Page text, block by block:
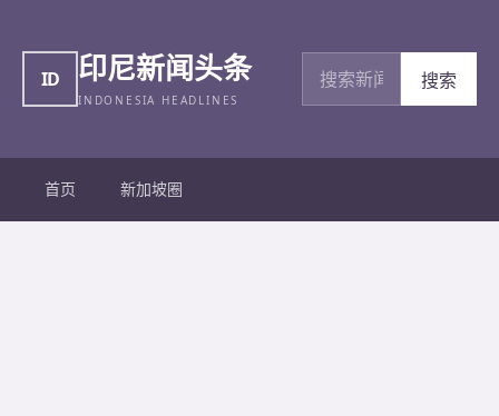
ID 印尼新闻头条
INDONESIA HEADLINES
搜索新闻
搜索
首页 新加坡圈